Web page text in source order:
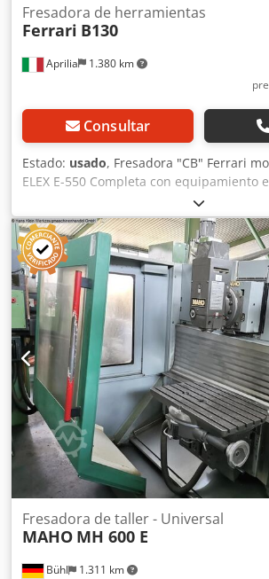
maquinaria profesional para el trabajo
en contacto con nosotros para consultar
personalizada.
Aprilia 1.380 km
Fresadora de herramientas
Ferrari B130
Consultar
Estado: usado, Fresadora "CB" Ferrari
ELEX E-550 Completa con equipamiento
Recorrido eje X: 650 mm Recorrido eje Y:
Recorrido eje Z: 320 mm Velocidad del
ISO 40 ATC con 18 posiciones
Bühl 1.311 km
Fresadora de taller - Universal
MAHO MH 600 E